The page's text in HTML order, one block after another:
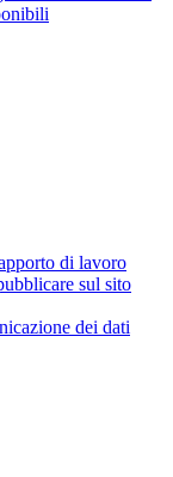
di lavoro
sul sito
dei dati